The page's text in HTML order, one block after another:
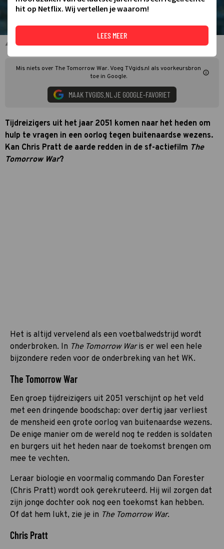
Chris Pratt in The Tomorrow War
Mis niets over The Tomorrow War. Voeg TVgids.nl als voorkeursbron
toe in Google.
MAAK TVGIDS.NL JE GOOGLE-FAVORIET
Tijdreizigers uit het jaar 2051 komen naar het heden om
hulp te vragen in een oorlog tegen buitenaardse wezens.
Kan Chris Pratt de aarde redden in de sf-actiefilm The
Tomorrow War?
Het is altijd vervelend als een voetbalwedstrijd wordt
onderbroken. In The Tomorrow Waris er wel een hele
bijzondere reden voor de onderbreking van het WK.
The Tomorrow War
Een groep tijdreizigers uit 2051 verschijnt op het veld
met een dringende boodschap: over dertig jaar verliest
de mensheid een grote oorlog van buitenaardse wezens.
De enige manier om de wereld nog te redden is soldaten
en burgers uit het heden naar de toekomst brengen om
mee te vechten.
Leraar biologie en voormalig commando Dan Forester
(Chris Pratt) wordt ook gerekruteerd. Hij wil zorgen dat
zijn jonge dochter ook nog een toekomst kan hebben.
Of dat hem lukt, zie je in The Tomorrow War.
Chris Pratt
hit op Netflix. Wij vertellen je waarom!
LEES MEER